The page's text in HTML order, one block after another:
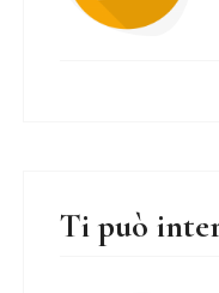
Ti può